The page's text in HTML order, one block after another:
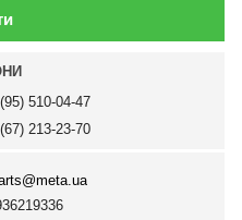
510-04-47
213-23-70